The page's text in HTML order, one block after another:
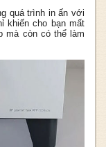
quá trình in ấn với
khiến cho bạn mất
mà còn có thể làm